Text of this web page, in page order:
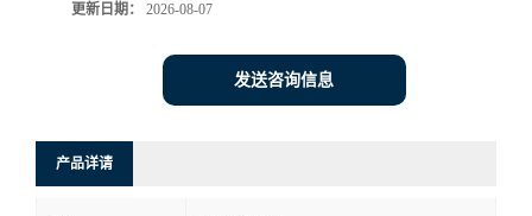
更新日期： 2026-08-07
发送咨询信息
产品详请